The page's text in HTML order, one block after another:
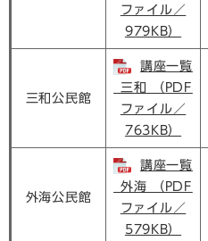
ファイル／
979KB）
三和公民館
講座一覧
_三和 （PDF
ファイル／
763KB）
外海公民館
講座一覧
_外海 （PDF
ファイル／
579KB）